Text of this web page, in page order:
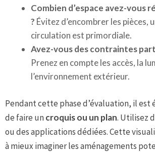
Combien d’espace avez-vous
? Évitez d’encombrer les pièces,
circulation est primordiale.
Avez-vous des contraintes
Prenez en compte les accès, la
l’environnement extérieur.
Pendant cette phase d’évaluation, il
de faire uncroquis ou un plan. Utilisez
ou des applications dédiées. Cette
à mieux imaginer les aménagements